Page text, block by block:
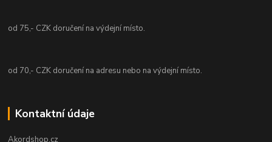
od 75,- CZK doručení na výdejní místo.
od 70,- CZK doručení na adresu nebo na výdejní místo.
Kontaktní údaje
Akordshop.cz